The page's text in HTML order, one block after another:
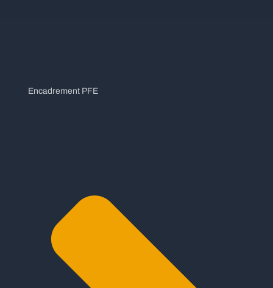
Encadrement PFE